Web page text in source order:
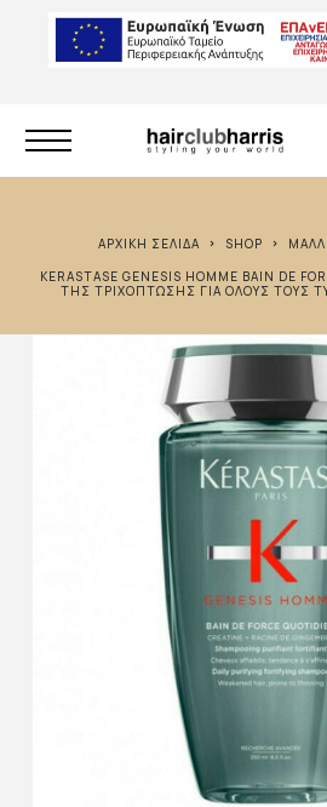
ΑΡΧΙΚΉ ΣΕΛΊΔΑ SHOP
KERASTASE GENESIS HOMME BAIN DE FORCE DAILY ΣΑΜΠΟΥΆΝ ΚΑΤΆ
ΤΗΣ ΤΡΙΧΌΠΤΩΣΗΣ ΓΙΑ ΌΛΟΥΣ ΤΟΥΣ